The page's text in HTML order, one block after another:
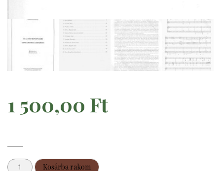
1 500,00 Ft
Claudio
Kosárba rakom